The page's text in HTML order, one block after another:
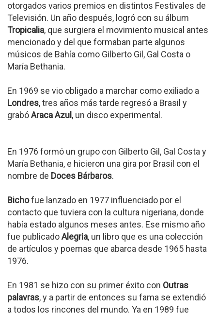
otorgados varios premios en distintos Festivales de
Televisión. Un año después, logró con su álbum
Tropicalia, que surgiera el movimiento musical antes
mencionado y del que formaban parte algunos
músicos de Bahía como Gilberto Gil, Gal Costa o
María Bethania.
En 1969 se vio obligado a marchar como exiliado a
Londres, tres años más tarde regresó a Brasil y
grabóAraca Azul , un disco experimental.
En 1976 formó un grupo con Gilberto Gil, Gal Costa y
María Bethania, e hicieron una gira por Brasil con el
nombre de Doces Bárbaros.
Bichofue lanzado en 1977 influenciado por el
contacto que tuviera con la cultura nigeriana, donde
había estado algunos meses antes. Ese mismo año
fue publicadoAlegria, un libro que es una colección
de artículos y poemas que abarca desde 1965 hasta
1976.
En 1981 se hizo con su primer éxito con Outras
palavras, y a partir de entonces su fama se extendió
a todos los rincones del mundo. Ya en 1989 fue